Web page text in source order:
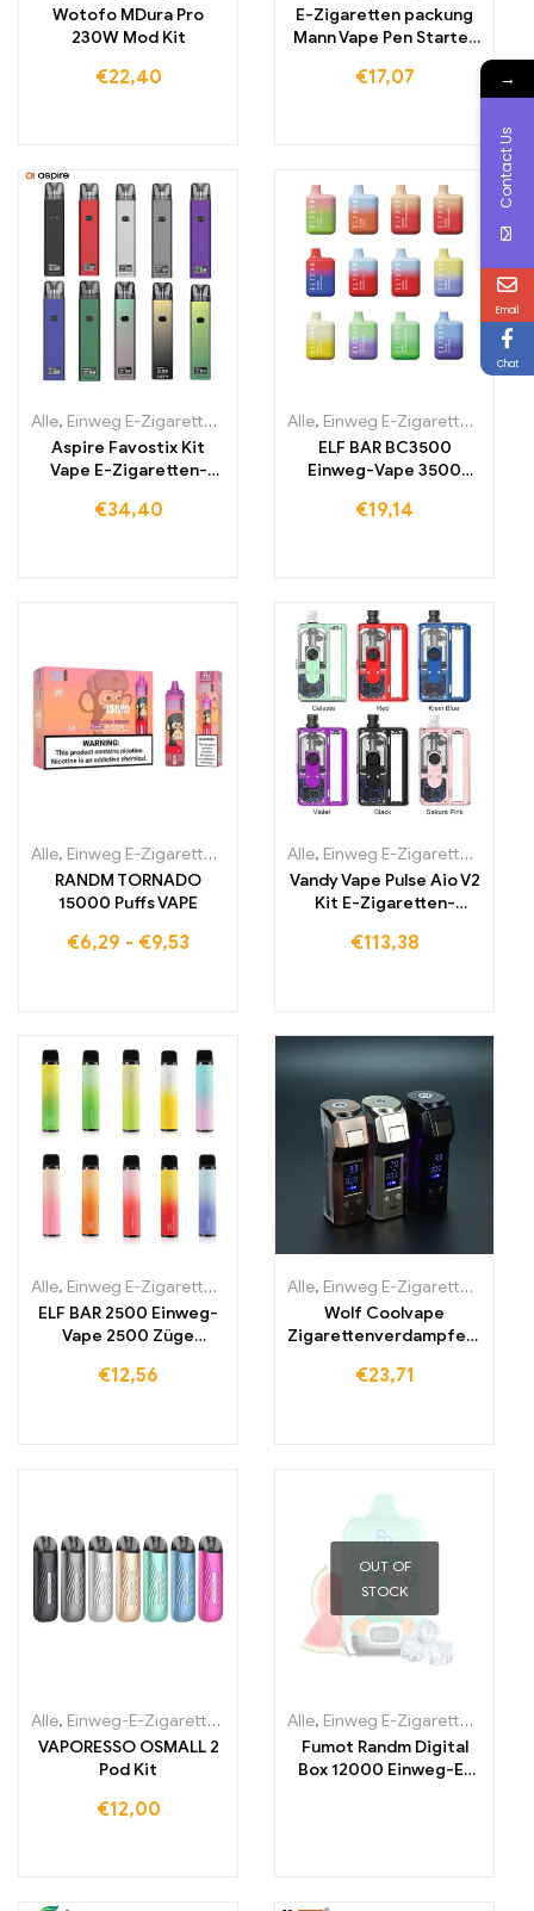
Wotofo MDura Pro
230W Mod Kit
€22,40
E-Zigaretten packung
Mann Vape Pen Starter
€17,07
Alle, Einweg E-Zigaretten Einweg-E-Zigaretten Litauen,Einweg-
Aspire Favostix Kit
Vape E-Zigaretten-
€34,40
Alle, Einweg E-Zigaretten
ELF BAR BC3500
Einweg-Vape 3500
€19,14
Alle, Einweg E-Zigaretten Einweg-E-Zigaretten Belgien,Einweg-
RANDM TORNADO
15000 Puffs VAPE
€6,29 - €9,53
Alle, Einweg E-Zigaretten
Vandy Vape Pulse Aio V2
Kit E-Zigaretten-
€113,38
Alle, Einweg E-Zigaretten Einweg-E-Zigaretten Litauen,Einweg-
ELF BAR 2500 Einweg-
Vape 2500 Züge
€12,56
Alle, Einweg E-Zigaretten
Wolf Coolvape
Zigarettenverdampfers
Zigarette
€23,71
Alle, Einweg-E-Zigaretten Irland Einweg-E-Zigaretten Italien
VAPORESSO OSMALL 2
Pod Kit
€12,00
OUT OF
STOCK
Alle, Einweg E-Zigaretten
Fumot Randm Digital
Box 12000 Einweg-E-
→
Contact Us
Email
Chat